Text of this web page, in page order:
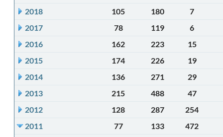
2018
105 180
7
2017
78 119
6
2016
162 223
15
2015
174 226
19
2014
136 271
29
2013
215 488
47
2012
128 287
254
2011
77 133 472